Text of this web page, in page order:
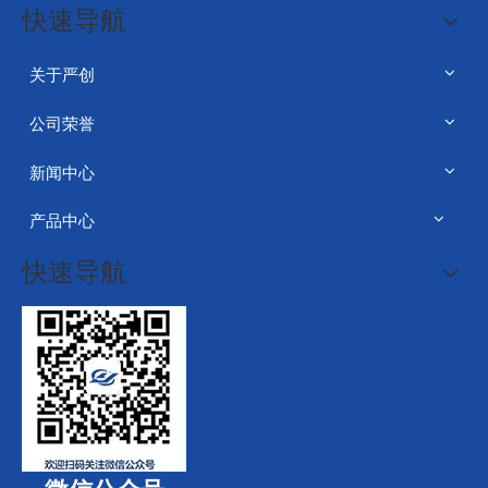
快速导航
关于严创
公司荣誉
新闻中心
产品中心
快速导航